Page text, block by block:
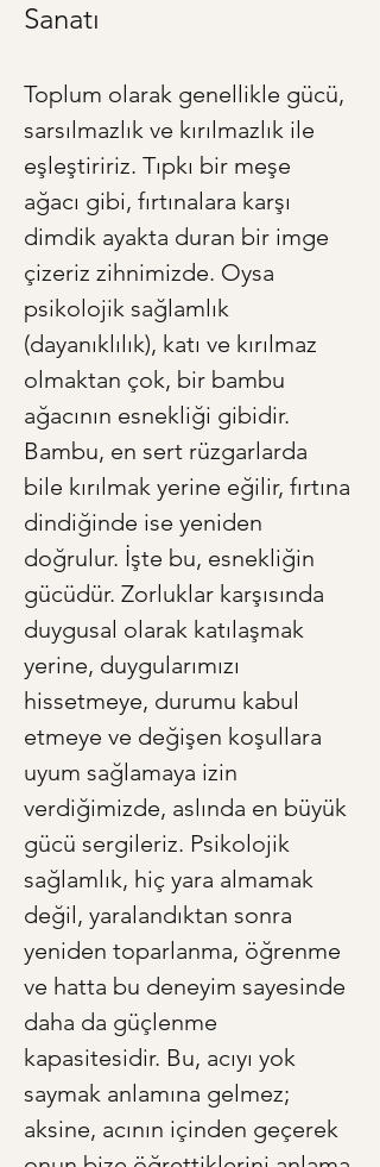
Sanatı
Toplum olarak genellikle gücü,
sarsılmazlık ve kırılmazlık ile
eşleştiririz. Tıpkı bir meşe
ağacı gibi, fırtınalara karşı
dimdik ayakta duran bir imge
çizeriz zihnimizde. Oysa
psikolojik sağlamlık
(dayanıklılık), katı ve kırılmaz
olmaktan çok, bir bambu
ağacının esnekliği gibidir.
Bambu, en sert rüzgarlarda
bile kırılmak yerine eğilir, fırtına
dindiğinde ise yeniden
doğrulur. İşte bu, esnekliğin
gücüdür. Zorluklar karşısında
duygusal olarak katılaşmak
yerine, duygularımızı
hissetmeye, durumu kabul
etmeye ve değişen koşullara
uyum sağlamaya izin
verdiğimizde, aslında en büyük
gücü sergileriz. Psikolojik
sağlamlık, hiç yara almamak
değil, yaralandıktan sonra
yeniden toparlanma, öğrenme
ve hatta bu deneyim sayesinde
daha da güçlenme
kapasitesidir. Bu, acıyı yok
saymak anlamına gelmez;
aksine, acının içinden geçerek